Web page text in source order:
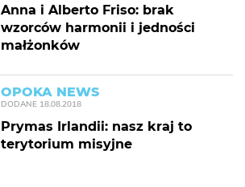
Anna i Alberto Friso: brak
wzorców harmonii i jedności
małżonków
OPOKA NEWS
DODANE 18.08.2018
Prymas Irlandii: nasz kraj to
terytorium misyjne